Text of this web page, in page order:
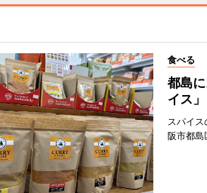
食べる
都島
イス
スパイ
阪市都島